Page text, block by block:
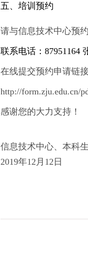
五、培训预约
请与信息技术中心预
联系电话：87951164
在线提交预约申请链
http://form.zju.edu.cn/
感谢您的大力支持！
信息技术中心、本科
2019年12月12日